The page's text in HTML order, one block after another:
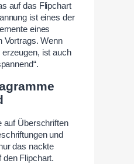
auf das Flipchart
ist eines der
eines
Vortrags. Wenn
erzeugen, ist auch
auf Überschriften
und
das nackte
den Flipchart.